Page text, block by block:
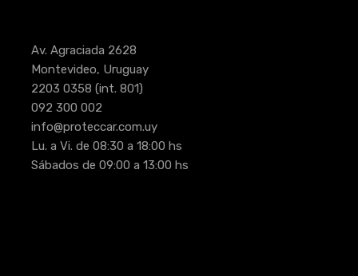
Av. Agraciada 2628
Montevideo, Uruguay
2203 0358 (int. 801)
092 300 002
info@proteccar.com.uy
Lu. a Vi. de 08:30 a 18:00 hs
Sábados de 09:00 a 13:00 hs